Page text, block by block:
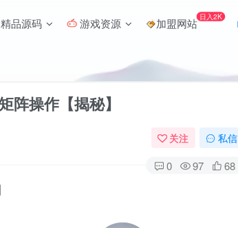
品源码 游戏资源 加盟网站 日入2K
阵操作【揭秘】
关注 私信
0 97 68